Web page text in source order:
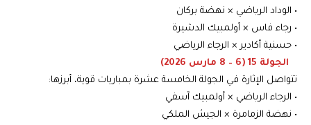
• الوداد الرياضي × نهضة بركان
• رجاء فاس × أولمبيك الدشيرة
• حسنية أكادير × الرجاء الرياضي
الجولة 15 (6 – 8 مارس 2026)
تتواصل الإثارة في الجولة الخامسة عشرة بمباريات قوية، أبرزها:
• الرجاء الرياضي × أولمبيك آسفي
• نهضة الزمامرة × الجيش الملكي